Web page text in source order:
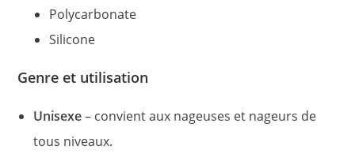
Polycarbonate
Silicone
Genre et utilisation
Unisexe– convient aux nageuses et nageurs de
tous niveaux.